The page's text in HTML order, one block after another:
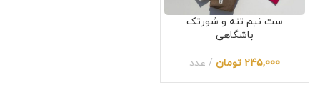
ست نیم تنه و شورتک
باشگاهی
245,000 تومان عدد